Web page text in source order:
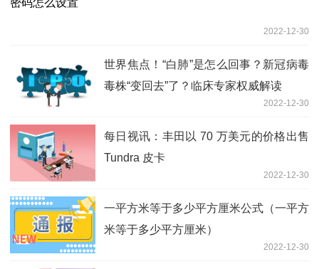
2022-12-30
世界焦点！“白肺”是怎么回事？新冠病毒
毒株“变回去”了？临床专家权威解读
2022-12-30
每日视讯：丰田以 70 万美元的价格出售
Tundra 皮卡
2022-12-30
一平方米等于多少平方厘米公式（一平方
米等于多少平方厘米）
2022-12-30